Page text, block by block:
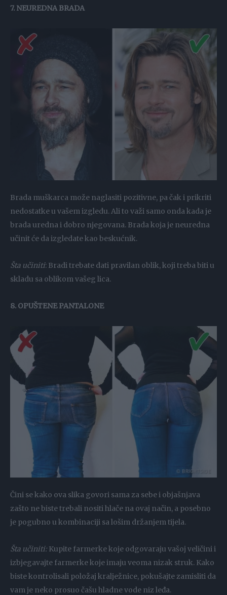
7. NEUREDNA BRADA
Brada muškarca može naglasiti pozitivne, pa čak i prikriti
nedostatke u vašem izgledu. Ali to važi samo onda kada je
brada uredna i dobro njegovana. Brada koja je neuredna
učinit će da izgledate kao beskućnik.
Šta učiniti: Bradi trebate dati pravilan oblik, koji treba biti u
skladu sa oblikom vašeg lica.
8. OPUŠTENE PANTALONE
Čini se kako ova slika govori sama za sebe i objašnjava
zašto ne biste trebali nositi hlače na ovaj način, a posebno
je pogubno u kombinaciji sa lošim držanjem tijela.
Šta učiniti: Kupite farmerke koje odgovaraju vašoj veličini i
izbjegavajte farmerke koje imaju veoma nizak struk. Kako
biste kontrolisali položaj kralježnice, pokušajte zamisliti da
vam je neko prosuo čašu hladne vode niz leđa.